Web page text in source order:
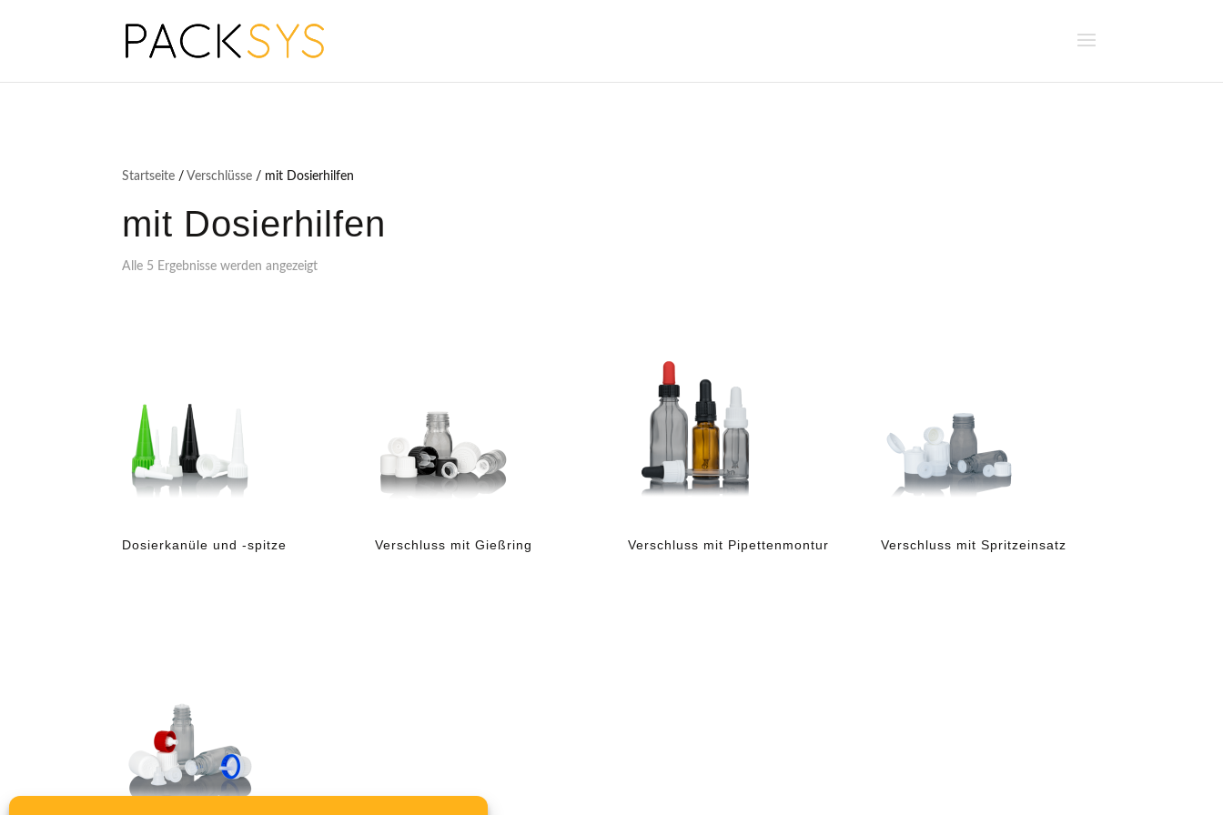
Startseite / Verschlüsse / mit Dosierhilfen
mit Dosierhilfen
Alle 5 Ergebnisse werden angezeigt
Dosierkanüle und -spitze Verschluss mit Gießring Verschluss mit Pipettenmontur Verschluss mit Spritzeinsatz